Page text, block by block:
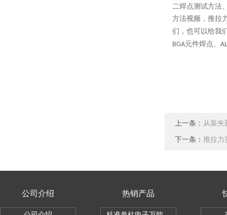
二焊点测试方法
方法视频，推拉
们，也可以给我
BGA元件焊点、
上一条： 从装夹
下一条： 推拉力
公司介绍 热销产品